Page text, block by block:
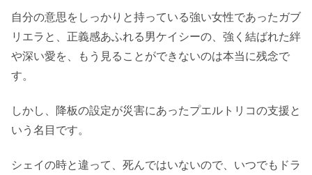
自分の意思をしっかりと持っている強い女性であったガブ
リエラと、正義感あふれる男ケイシーの、強く結ばれた絆
や深い愛を、もう見ることができないのは本当に残念で
す。
しかし、降板の設定が災害にあったプエルトリコの支援と
いう名目です。
シェイの時と違って、死んではいないので、いつでもドラ